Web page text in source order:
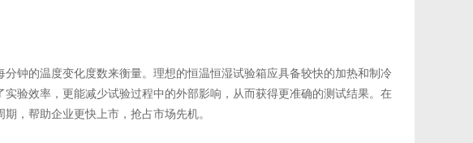
钟的温度变化度数来衡量。理想的恒温恒湿试验箱应具备较快的加热和制冷
验效率，更能减少试验过程中的外部影响，从而获得更准确的测试结果。在
，帮助企业更快上市，抢占市场先机。